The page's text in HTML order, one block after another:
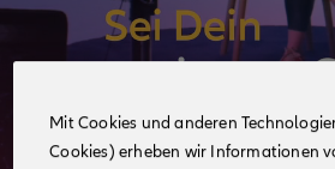
Mit Cookies und anderen
Cookies) erheben wir Informationen